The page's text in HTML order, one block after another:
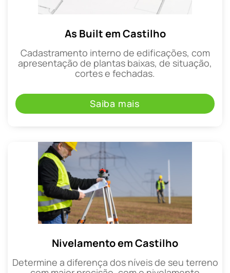
As Built em Castilho
Cadastramento interno de edificações, com
apresentação de plantas baixas, de situação,
cortes e fechadas.
Saiba mais
Nivelamento em Castilho
Determine a diferença dos níveis de seu terreno